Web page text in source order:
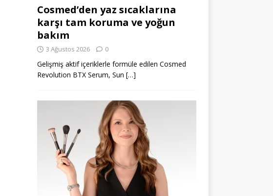
Cosmed’den yaz sıcaklarına
karşı tam koruma ve yoğun
bakım
3 Ağustos 2026 0
Gelişmiş aktif içeriklerle formüle edilen Cosmed
Revolution BTX Serum, Sun […]